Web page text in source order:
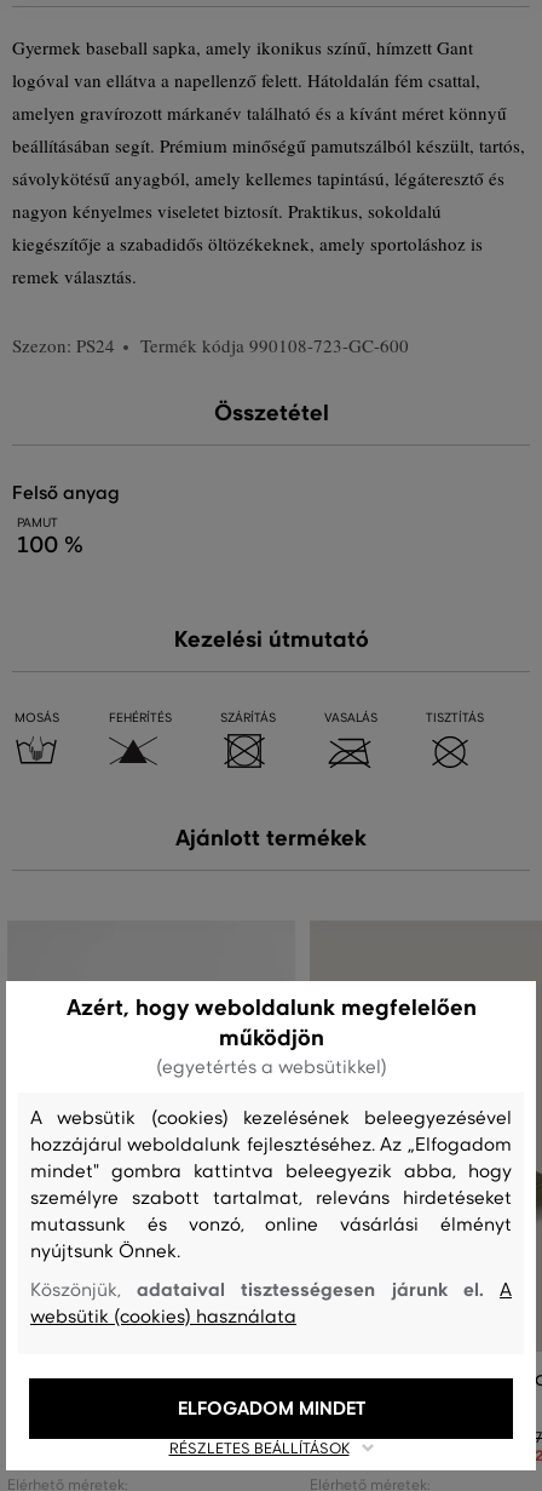
Gyermek baseball sapka, amely ikonikus színű, hímzett Gant
logóval van ellátva a napellenző felett. Hátoldalán fém csattal,
amelyen gravírozott márkanév található és a kívánt méret könnyű
beállításában segít. Prémium minőségű pamutszálból készült, tartós,
sávolykötésű anyagból, amely kellemes tapintású, légáteresztő és
nagyon kényelmes viseletet biztosít. Praktikus, sokoldalú
kiegészítője a szabadidős öltözékeknek, amely sportoláshoz is
remek választás.
Szezon: PS24 Termék kódja 990108-723-GC-600
Összetétel
felső anyag
PAMUT
100 %
Kezelési útmutató
MOSÁS FEHÉRÍTÉS SZÁRÍTÁS VASALÁS TISZTÍTÁS
Ajánlott termékek
SAPKA 7-16 ÉVES GANT SHIELD CORD
19 990 Ft
13 990 Ft
Elérhető méretek:
SAPKA 7-16 ÉVES GANT
COTTON CAP
Elérhető méretek:
Azért, hogy weboldalunk megfelelően
működjön
(egyetértés a websütikkel)
A websütik (cookies) kezelésének beleegyezésével
hozzájárul weboldalunk fejlesztéséhez. Az „Elfogadom
mindet" gombra kattintva beleegyezik abba, hogy
személyre szabott tartalmat, releváns hirdetéseket
mutassunk és vonzó, online vásárlási élményt
nyújtsunk Önnek.
Köszönjük,adataival tisztességesen járunk el.A
websütik (cookies) használata
RÉSZLETES BEÁLLÍTÁSOK
ELFOGADOM MINDET